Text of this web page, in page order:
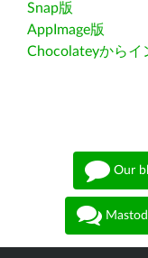
Snap版
AppImage版
Chocolateyからイ
Our